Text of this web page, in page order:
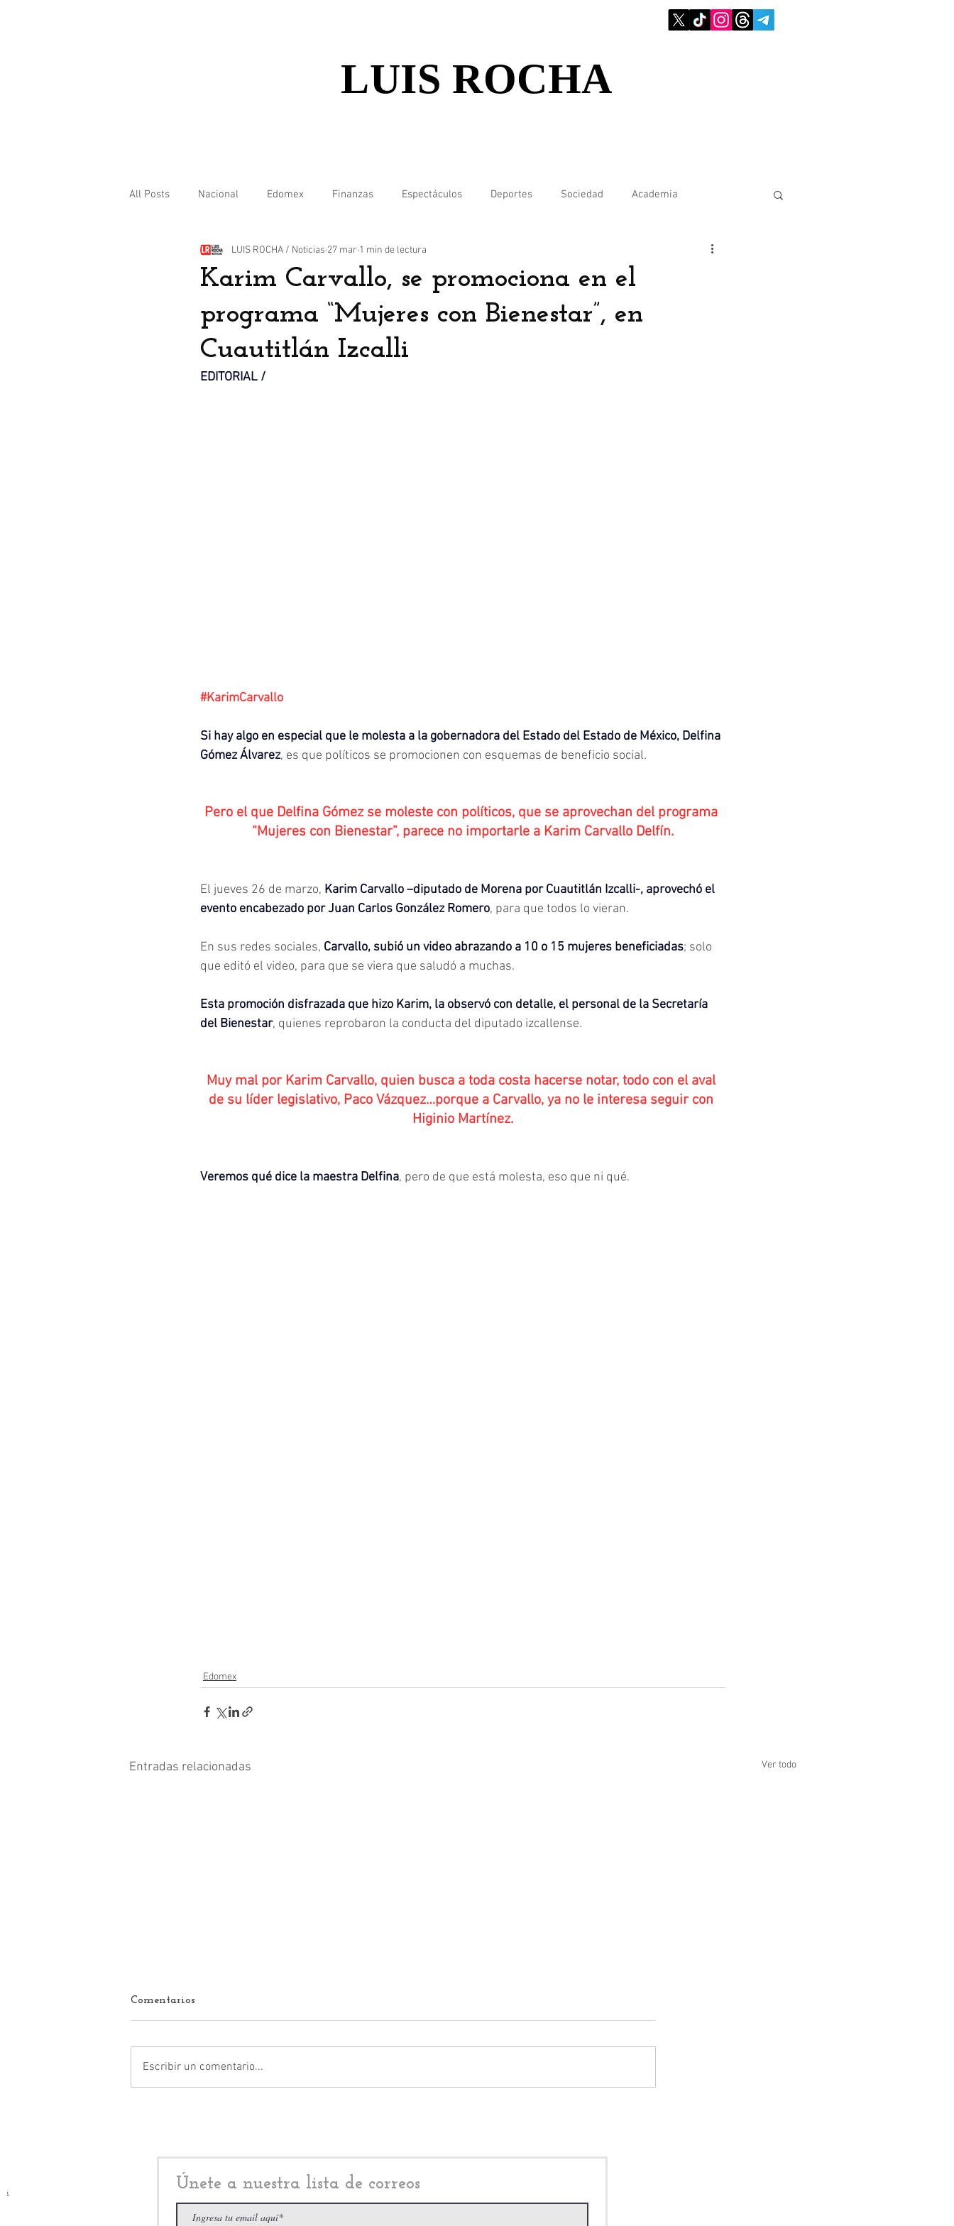
LUIS ROCHA
All Posts Nacional Edomex Finanzas Espectáculos Deportes Sociedad Academia
Internacional
Karim Carvallo, se promociona en el
programa “Mujeres con Bienestar”, en
Cuautitlán Izcalli
LUIS ROCHA / Noticias 27 mar 1 min de lectura
EDITORIAL /
#KarimCarvallo
Si hay algo en especial que le molesta a la gobernadora del Estado del Estado de México, Delfina
Gómez Álvarez, es que políticos se promocionen con esquemas de beneficio social.
Pero el que Delfina Gómez se moleste con políticos, que se aprovechan del programa
“Mujeres con Bienestar”, parece no importarle a Karim Carvallo Delfín.
El jueves 26 de marzo, Karim Carvallo –diputado de Morena por Cuautitlán Izcalli-, aprovechó el
evento encabezado por Juan Carlos González Romero, para que todos lo vieran.
En sus redes sociales, Carvallo, subió un video abrazando a 10 o 15 mujeres beneficiadas; solo
que editó el video, para que se viera que saludó a muchas.
Esta promoción disfrazada que hizo Karim, la observó con detalle, el personal de la Secretaría
del Bienestar, quienes reprobaron la conducta del diputado izcallense.
Muy mal por Karim Carvallo, quien busca a toda costa hacerse notar, todo con el aval
de su líder legislativo, Paco Vázquez…porque a Carvallo, ya no le interesa seguir con
Higinio Martínez.
Veremos qué dice la maestra Delfina, pero de que está molesta, eso que ni qué.
Edomex
Entradas relacionadas Ver todo
Comentarios
Escribir un comentario...
Únete a nuestra lista de correos
i